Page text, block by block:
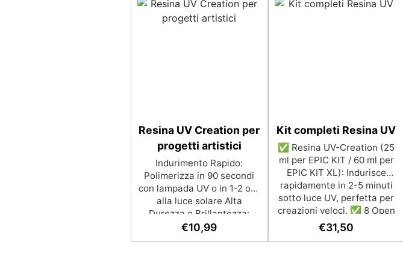
Resina UV Creation per
progetti artistici
Indurimento Rapido:
Polimerizza in 90 secondi
con lampada UV o in 1-2 ore
alla luce solare Alta
Durezza e Brillantezza:
Superficie lucida,
trasparente e resistente
€10,99
Kit completi Resina UV
✅ Resina UV-Creation (25
ml per EPIC KIT / 60 ml per
EPIC KIT XL): Indurisce
rapidamente in 2-5 minuti
sotto luce UV, perfetta per
creazioni veloci. ✅ 8 Open
Bezel a Sorpresa: Per
creare gioielli personalizzati
€31,50